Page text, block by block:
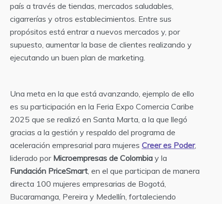
país a través de tiendas, mercados saludables,
cigarrerías y otros establecimientos. Entre sus
propósitos está entrar a nuevos mercados y, por
supuesto, aumentar la base de clientes realizando y
ejecutando un buen plan de marketing.
Una meta en la que está avanzando, ejemplo de ello
es su participación en la Feria Expo Comercia Caribe
2025 que se realizó en Santa Marta, a la que llegó
gracias a la gestión y respaldo del programa de
aceleración empresarial para mujeres Creer es Poder,
liderado por Microempresas de Colombia y la
Fundación PriceSmart, en el que participan de manera
directa 100 mujeres empresarias de Bogotá,
Bucaramanga, Pereira y Medellín, fortaleciendo